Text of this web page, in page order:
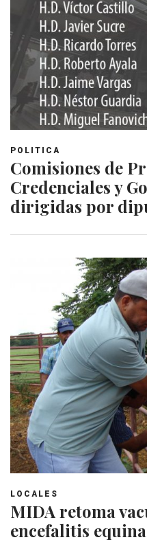
POLITICA
Comisiones de
Credenciales y
dirigidas por
LOCALES
MIDA retoma
encefalitis